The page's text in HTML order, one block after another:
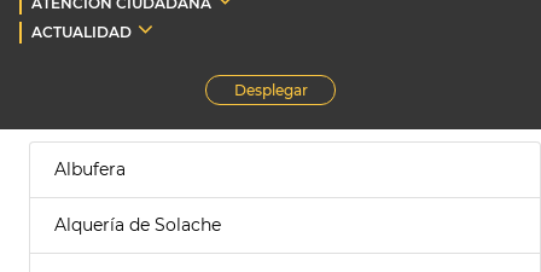
ACTUALIDAD
Desplegar
Albufera
Alquería de Solache